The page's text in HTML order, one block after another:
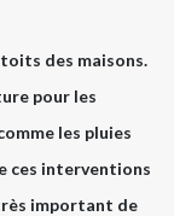
des maisons.
pour les
les pluies
ces interventions
important de